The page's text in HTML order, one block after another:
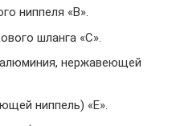
ниппеля «В».
шланга «С».
нержавеющей
ниппель) «Е».